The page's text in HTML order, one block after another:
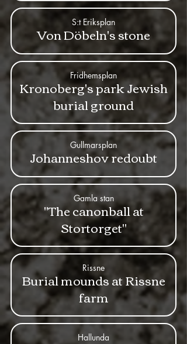
Von Döbeln's stone
S:t Eriksplan
Kronoberg's park Jewish
burial ground
Fridhemsplan
Johanneshov redoubt
Gullmarsplan
"The canonball at
Stortorget"
Gamla stan
Burial mounds at Rissne
farm
Rissne
Hallunda